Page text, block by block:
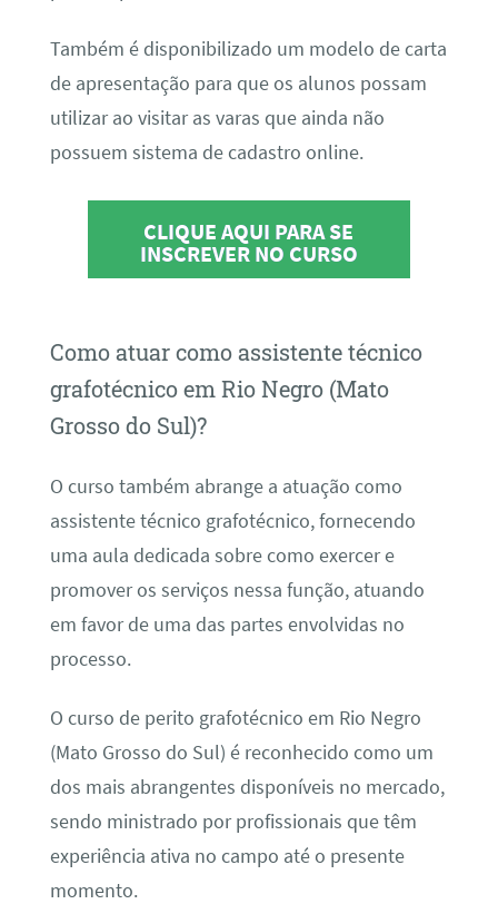
Também é disponibilizado um modelo de carta
de apresentação para que os alunos possam
utilizar ao visitar as varas que ainda não
possuem sistema de cadastro online.
CLIQUE AQUI PARA SE
INSCREVER NO CURSO
Como atuar como assistente técnico
grafotécnico em Rio Negro (Mato
Grosso do Sul)?
O curso também abrange a atuação como
assistente técnico grafotécnico, fornecendo
uma aula dedicada sobre como exercer e
promover os serviços nessa função, atuando
em favor de uma das partes envolvidas no
processo.
O curso de perito grafotécnico em Rio Negro
(Mato Grosso do Sul) é reconhecido como um
dos mais abrangentes disponíveis no mercado,
sendo ministrado por profissionais que têm
experiência ativa no campo até o presente
momento.